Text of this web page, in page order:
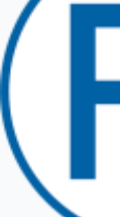
GEMONA DEL FRIULI